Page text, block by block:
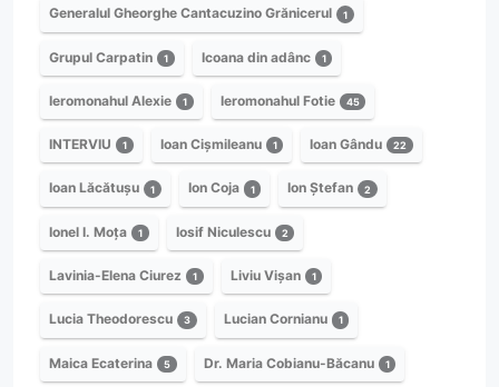
Generalul Gheorghe Cantacuzino Grănicerul 1
Grupul Carpatin 1 Icoana din adânc 1
Ieromonahul Alexie 1 Ieromonahul Fotie 45
INTERVIU 1 Ioan Cișmileanu 1 Ioan Gându 22
Ioan Lăcătușu 1 Ion Coja 1 Ion Ștefan 2
Ionel I. Moța 1 Iosif Niculescu 2
Lavinia-Elena Ciurez 1 Liviu Vișan 1
Lucia Theodorescu 3 Lucian Cornianu 1
Maica Ecaterina 5 Dr. Maria Cobianu-Băcanu 1